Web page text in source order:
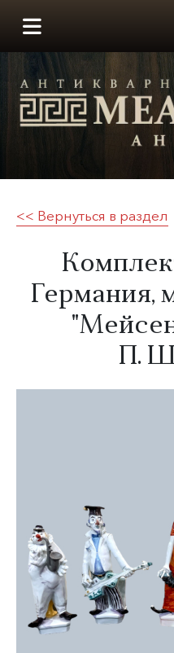
<< Вернуться в раздел
Германия,
П.